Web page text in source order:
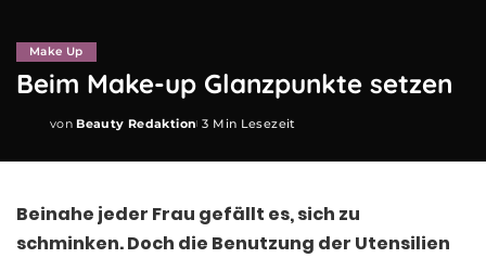
Make Up
Beim Make-up Glanzpunkte setzen
Posted
von Beauty Redaktion 3 Min Lesezeit
Beinahe jeder Frau gefällt es, sich zu
schminken. Doch die Benutzung der Utensilien